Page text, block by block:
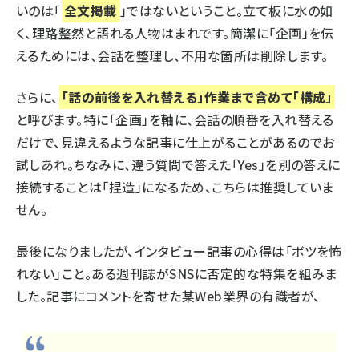
いのは「 全文掲載 」ではないということ。立て板に水の如
く、理路整然と語れる人物はまれです。簡潔に「企画」を伝
えるためには、会話を整理し、不用な箇所は削除します。
さらに、 「話の前後を入れ替える」作業まで含めて「構成」
と呼びます。特に「企画」を軸に、会話の順番を入れ替える
だけで、見違えるような記事に仕上がることがあるのでお
試しあれ。ちなみに、違う質問で答えた「Yes」を別の答えに
接続することは「捏造」になるため、こちらは推奨していま
せん。
最後になりましたが、インタビュー記事の心得は「ボツを怖
れない」こと。ある週刊誌がSNSに否定的な特集を組みま
した。記事にコメントを寄せた某Web業界の有識者が、